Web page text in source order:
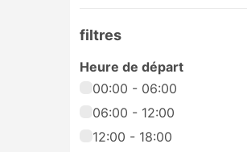
filtres
Heure de départ
00:00 - 06:00
06:00 - 12:00
12:00 - 18:00